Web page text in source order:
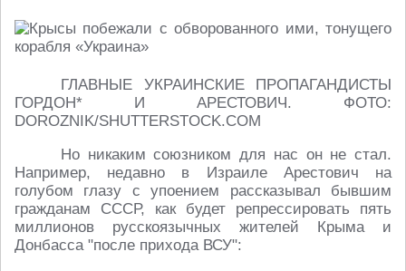
ГЛАВНЫЕ УКРАИНСКИЕ ПРОПАГАНДИСТЫ
ГОРДОН* И АРЕСТОВИЧ. ФОТО:
DOROZNIK/SHUTTERSTOCK.COM
Но никаким союзником для нас он не стал.
Например, недавно в Израиле Арестович на
голубом глазу с упоением рассказывал бывшим
гражданам СССР, как будет репрессировать пять
миллионов русскоязычных жителей Крыма и
Донбасса "после прихода ВСУ":